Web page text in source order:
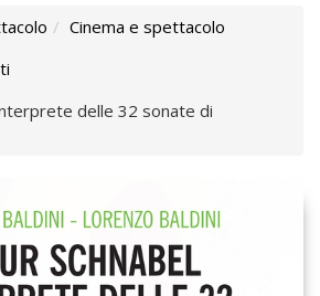
Cinema e spettacolo
delle 32 sonate di